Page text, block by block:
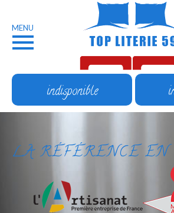
MENU
indisponible
LA RÉFÉRENCE